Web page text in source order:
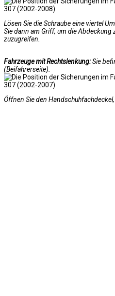
Lösen Sie die Schraube eine viertel
Sie dann am Griff, um die
zuzugreifen.
Fahrzeuge mit Rechtslenkung:Sie
(Beifahrerseite).
Öffnen Sie den